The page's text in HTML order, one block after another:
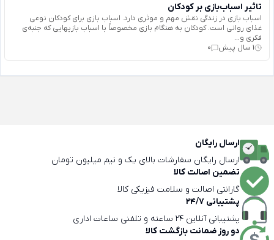
تاثیر اسباب‌بازی بر کودکان
اسباب بازی در زندگی نقش مهم و موثری دارد. اسباب بازی برای كودكان نوعی
غذای روانی است. كودكان به هنگام بازی مخصوصاً با اسباب بازيهايی كه جنبه‌ی
فكری و...
1 سال پیش
0
ارسال رایگان
ارسال رایگان سفارشات بالای یک و نیم میلیون تومان
تضمین اصالت کالا
گارانتی اصالت و سلامت فیزیکی کالا
پشتیبانی 24/7
پشتیبانی آنلاین 24 ساعته و تلفنی ساعات اداری
دو روز ضمانت بازگشت کالا